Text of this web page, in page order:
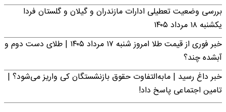
بررسی وضعیت تعطیلی ادارات مازندران و گیلان و گلستان فردا
یکشنبه ۱۸ مرداد ۱۴۰۵
خبر فوری از قیمت طلا امروز شنبه ۱۷ مرداد ۱۴۰۵ | طلای دست دوم و
آبشده چند؟
خبر داغ رسید | مابه‌التفاوت حقوق بازنشستگان کی واریز می‌شود؟ |
تامین اجتماعی پاسخ داد!